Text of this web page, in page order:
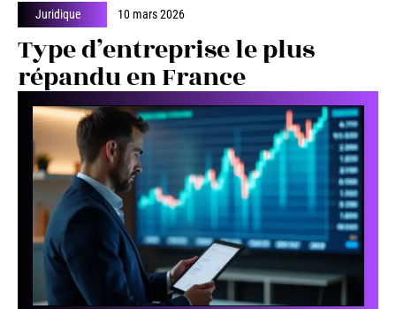
Juridique 10 mars 2026
Type d’entreprise le plus
répandu en France